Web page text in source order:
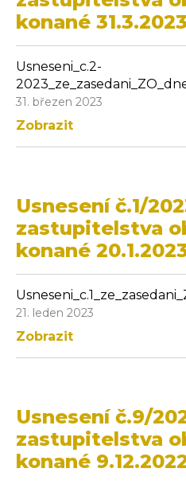
konané 31.3.2023
Usneseni_c.2-
31. březen 2023
Zobrazit
Usnesení č.1/
zastupitelstva
konané
21. leden 2023
Zobrazit
Usnesení č.9/
zastupitelstva
konané